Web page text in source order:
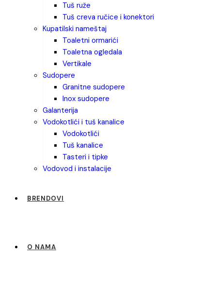
tuš ruže
tuš creva ručice i konektori
kupatilski nameštaj
toaletni ormarići
toaletna ogledala
vertikale
sudopere
granitne sudopere
inox sudopere
galanterija
vodokotlići i tuš kanalice
vodokotlići
tuš kanalice
tasteri i tipke
vodovod i instalacije
BRENDOVI
O NAMA